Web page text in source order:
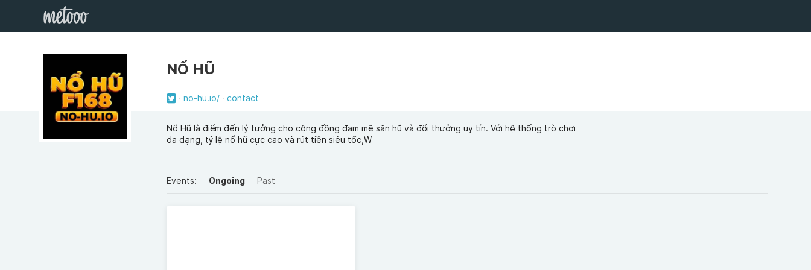
NỔ HŨ
no-hu.io/ contact
Nổ Hũ là điểm đến lý tưởng cho cộng đồng đam mê săn hũ và đổi thưởng uy tín. Với hệ thống trò chơi
đa dạng, tỷ lệ nổ hũ cực cao và rút tiền siêu tốc,W
Events: Ongoing Past